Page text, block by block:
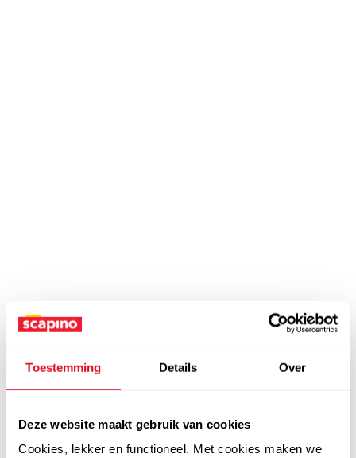
Toestemming Details Over
Deze website maakt gebruik van cookies
Cookies, lekker en functioneel. Met cookies maken we